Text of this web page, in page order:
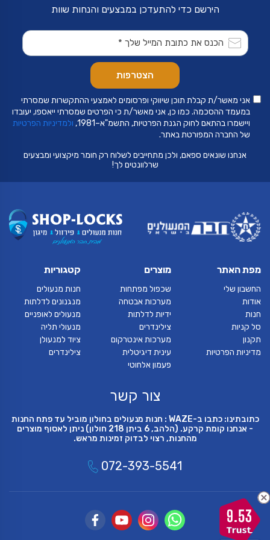
הירשם כדי להתעדכן במבצעים והנחות שוות
אני מאשר/ת קבלת תוכן שיווקי ופרסומים לאמצעי ההתקשרות שמסרתי
במעמד ההסכמה. כמו כן, אני מאשר/ת כי הפרטים שמסרתי ייאספו, יעובדו
ויישמרו בהתאם לחוק הגנת הפרטיות, התשמ"א–1981,
ולמדיניות הפרטיות
של החברה המפורטת באתר.
אנחנו שונאים ספאם, ולכן מתחייבים לשלוח רק חומר מיקצועי ומבצעים
שרלוונטים לך!
מפת האתר
החשבון שלי
אודות
חנות
סל קניות
תקנון
מדיניות הפרטיות
מוצרים
שכפול מפתחות
מערכות אבטחה
ידיות לדלתות
צילינדרים
מערכות אינטרקום
עינית דיגיטלית
פעמון אלחוטי
קטגוריות
חנות מנעולים
מנגנונים לדלתות
מנעולים לאופניים
מנעולי תליה
ציוד למנעולן
צילינדרים
צור קשר
כתובתינו: כתבו ב-WAZE : חנות מנעולים בחולון מוביל עד פתח החנות
- אנחנו קומת קרקע. (הלהב, 6 ביתן 218 חולון) ניתן לאסוף מוצרים
מהחנות, רצוי לבדוק זמינות מראש.
072-393-5541
9.53